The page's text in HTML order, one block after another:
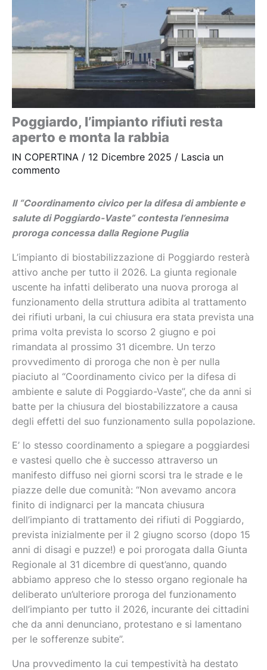
Poggiardo, l’impianto rifiuti resta
aperto e monta la rabbia
IN COPERTINA / 12 Dicembre 2025 / Lascia un
commento
Il “Coordinamento civico per la difesa di ambiente e
salute di Poggiardo-Vaste” contesta l’ennesima
proroga concessa dalla Regione Puglia
L’impianto di biostabilizzazione di Poggiardo resterà
attivo anche per tutto il 2026. La giunta regionale
uscente ha infatti deliberato una nuova proroga al
funzionamento della struttura adibita al trattamento
dei rifiuti urbani, la cui chiusura era stata prevista una
prima volta prevista lo scorso 2 giugno e poi
rimandata al prossimo 31 dicembre. Un terzo
provvedimento di proroga che non è per nulla
piaciuto al “Coordinamento civico per la difesa di
ambiente e salute di Poggiardo-Vaste”, che da anni si
batte per la chiusura del biostabilizzatore a causa
degli effetti del suo funzionamento sulla popolazione.
E’ lo stesso coordinamento a spiegare a poggiardesi
e vastesi quello che è successo attraverso un
manifesto diffuso nei giorni scorsi tra le strade e le
piazze delle due comunità: “Non avevamo ancora
finito di indignarci per la mancata chiusura
dell’impianto di trattamento dei rifiuti di Poggiardo,
prevista inizialmente per il 2 giugno scorso (dopo 15
anni di disagi e puzze!) e poi prorogata dalla Giunta
Regionale al 31 dicembre di quest’anno, quando
abbiamo appreso che lo stesso organo regionale ha
deliberato un’ulteriore proroga del funzionamento
dell’impianto per tutto il 2026, incurante dei cittadini
che da anni denunciano, protestano e si lamentano
per le sofferenze subite”.
Una provvedimento la cui tempestività ha destato